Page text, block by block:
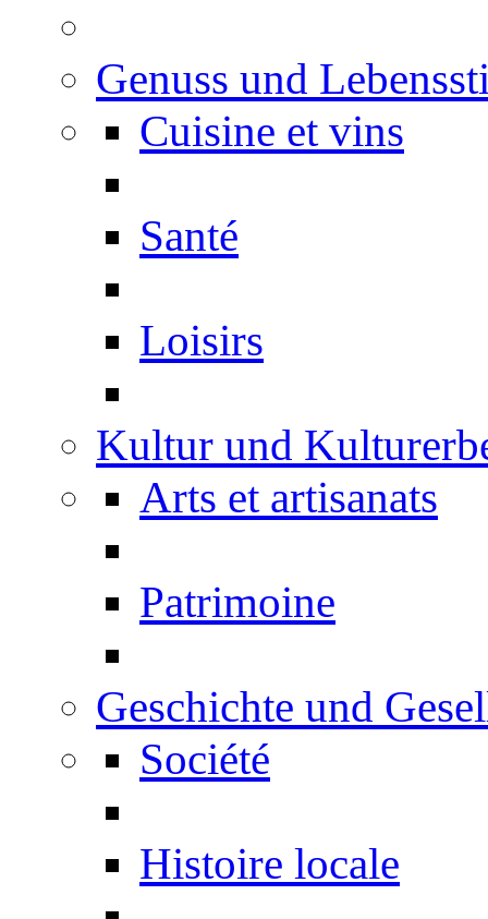
Genuss und
Cuisine et vins
Santé
Loisirs
Kultur und
Arts et artisanats
Patrimoine
Geschichte und
Société
Histoire locale